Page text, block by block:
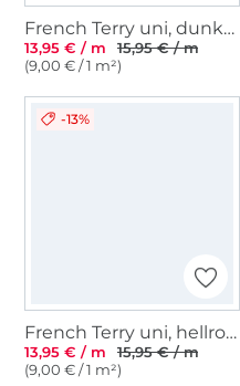
French Terry uni, dunkelflieder
13,95 € / m
15,95 € / m
(9,00 € / 1 m²)
-13%
French Terry uni, hellrosa
13,95 € / m
15,95 € / m
(9,00 € / 1 m²)